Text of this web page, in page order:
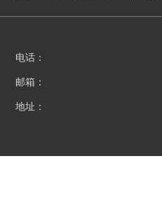
电话：
邮箱：
地址：